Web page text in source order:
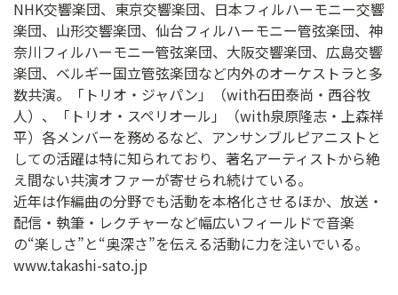
NHK交響楽団、東京交響楽団、日本フィルハーモニー交響
楽団、山形交響楽団、仙台フィルハーモニー管弦楽団、神
奈川フィルハーモニー管弦楽団、大阪交響楽団、広島交響
楽団、ベルギー国立管弦楽団など内外のオーケストラと多
数共演。「トリオ・ジャパン」（with石田泰尚・西谷牧
人）、「トリオ・スペリオール」（with泉原隆志・上森祥
平）各メンバーを務めるなど、アンサンブルピアニストと
しての活躍は特に知られており、著名アーティストから絶
え間ない共演オファーが寄せられ続けている。
近年は作編曲の分野でも活動を本格化させるほか、放送・
配信・執筆・レクチャーなど幅広いフィールドで音楽
の“楽しさ”と“奥深さ”を伝える活動に力を注いでいる。
www.takashi-sato.jp